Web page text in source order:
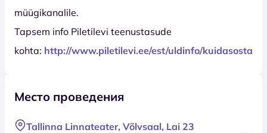
müügikanalile.
Tapsem info Piletilevi teenustasude
kohta: http://www.piletilevi.ee/est/uldinfo/kuidasosta/
Место проведения
Tallinna Linnateater, Võlvsaal, Lai 23